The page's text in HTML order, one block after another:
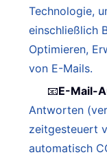
Technologie,
einschließlich
Optimieren,
von E-Mails.
📧E-Mail-
Antworten
zeitgesteuert
automatisch